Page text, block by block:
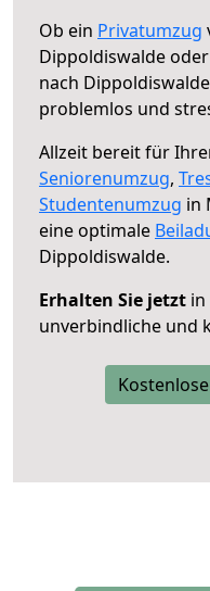
Ob ein Privatumzug
Dippoldiswalde
nach
problemlos und
Allzeit bereit für
Seniorenumzug,
Studentenumzug in
eine optimale
Dippoldiswalde.
Erhalten Sie jetzt
unverbindliche und